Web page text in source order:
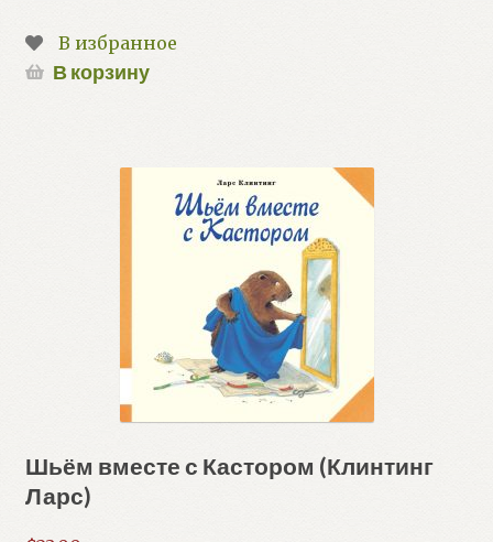
В избранное
В корзину
Шьём вместе с Кастором (Клинтинг
Ларс)